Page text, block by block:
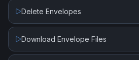
Delete Envelopes
Download Envelope Files